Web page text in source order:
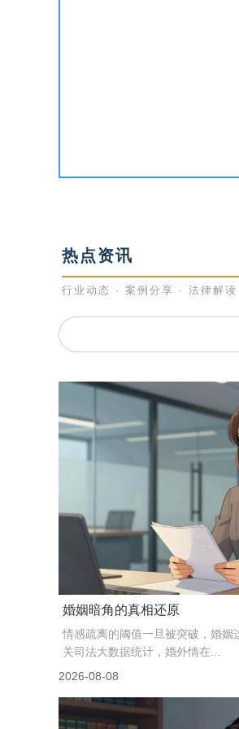
热点资讯
行业动态 · 案例分享 · 法律解读
婚姻暗角的真相还原
情感疏离的阈值一旦被突破，婚姻
关司法大数据统计，婚外情在...
2026-08-08